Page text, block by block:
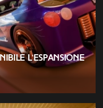
l’espansione